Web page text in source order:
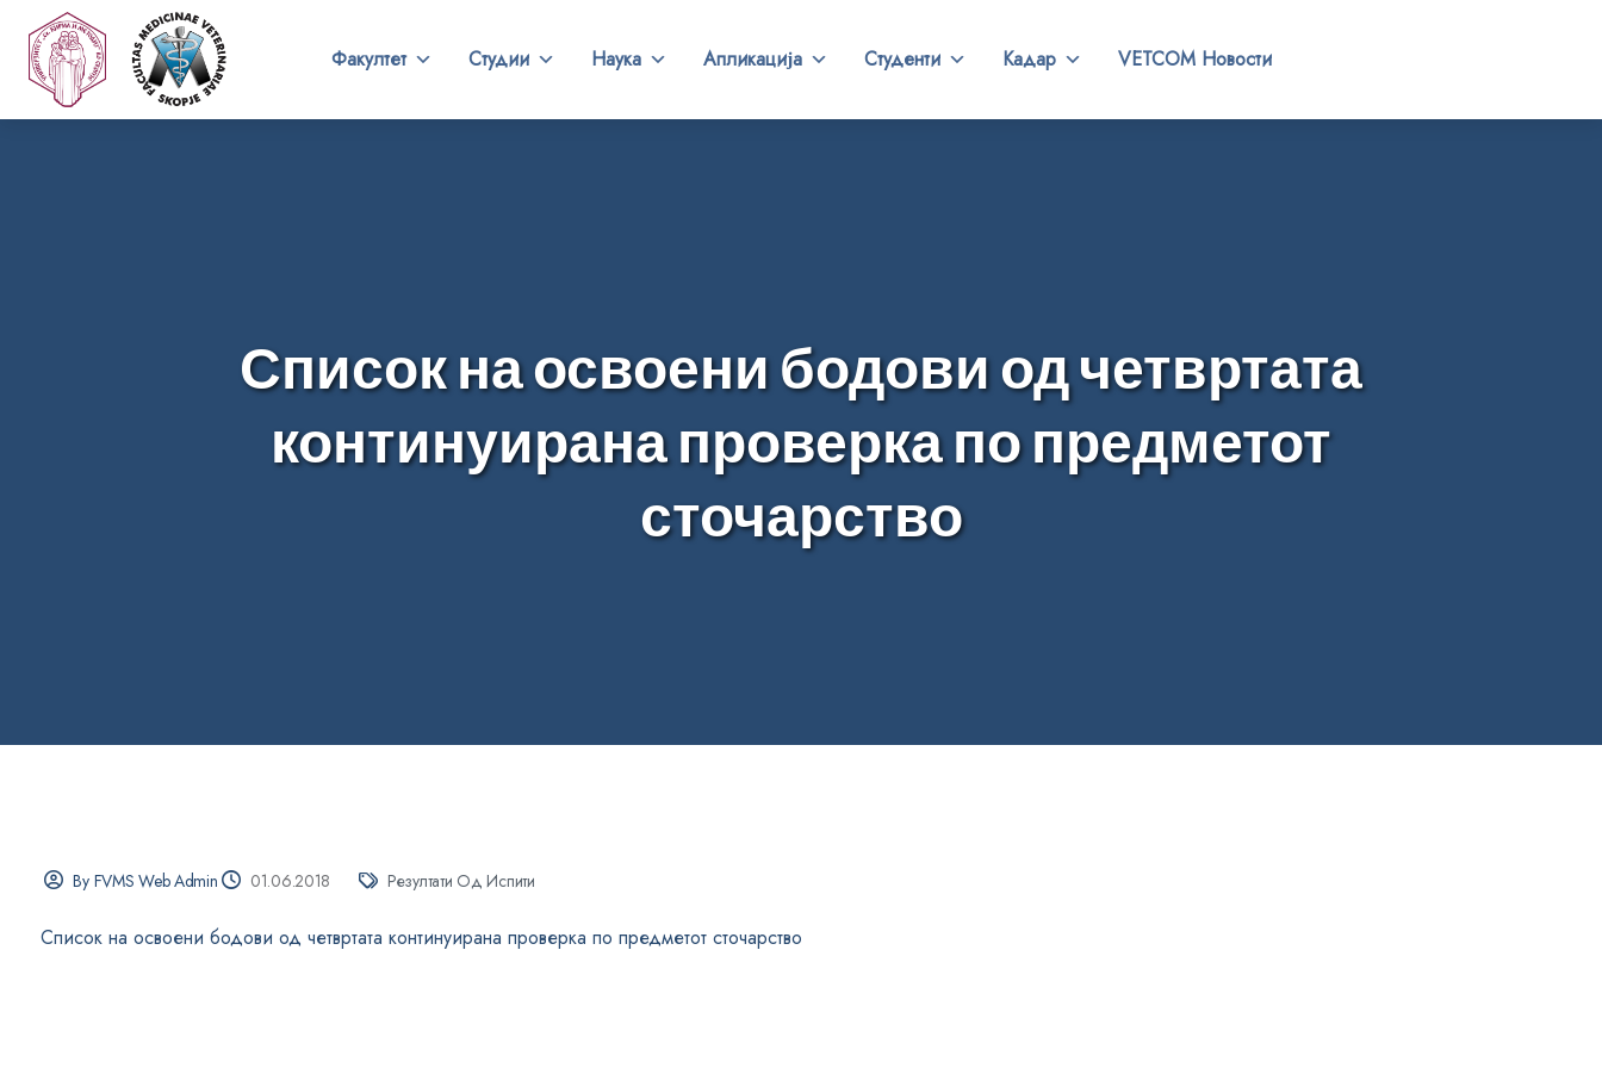
Факултет Студии Наука Апликација Студенти Кадар VETCOM Новости
Список на освоени бодови од четвртата
континуирана проверка по предметот
сточарство
By FVMS Web Admin 01.06.2018 Резултати Од Испити
Список на освоени бодови од четвртата континуирана проверка по предметот сточарство